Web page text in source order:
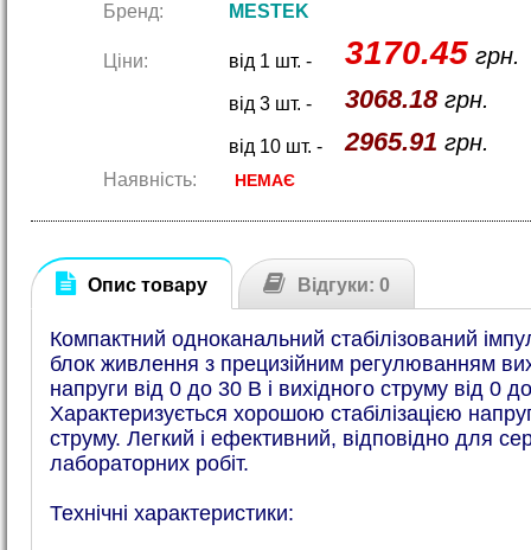
Бренд: MESTEK
Ціни: від 1 шт. - 3170.45 грн.
від 3 шт. - 3068.18грн.
від 10 шт. - 2965.91 грн.
Наявність: НЕМАЄ
Опис товару Відгуки: 0
Компактний одноканальний стабілізований
блок живлення з прецизійним регулюванням
напруги від 0 до 30 В і вихідного струму від 0
Характеризується хорошою стабілізацією
струму. Легкий і ефективний, відповідно для
лабораторних робіт.
Технічні характеристики: